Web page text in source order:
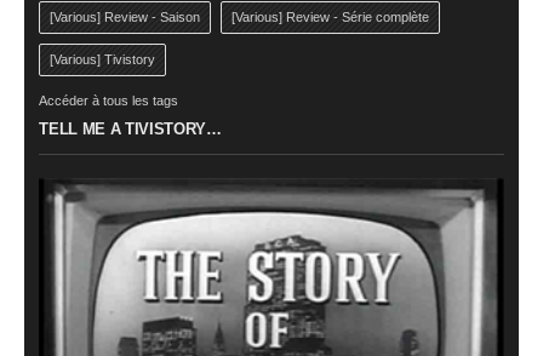
[Various] Review - Saison [Various] Review - Série complète
[Various] Tivistory
Accéder à tous les tags
TELL ME A TIVISTORY…